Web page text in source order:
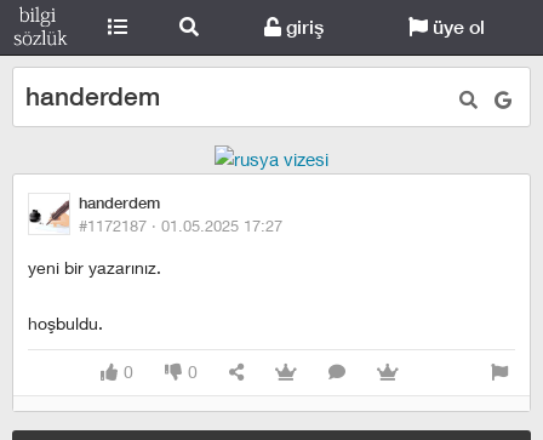
giriş üye ol
handerdem
handerdem
#1172187 · 01.05.2025 17:27
yeni bir yazarınız.
hoşbuldu.
0 0